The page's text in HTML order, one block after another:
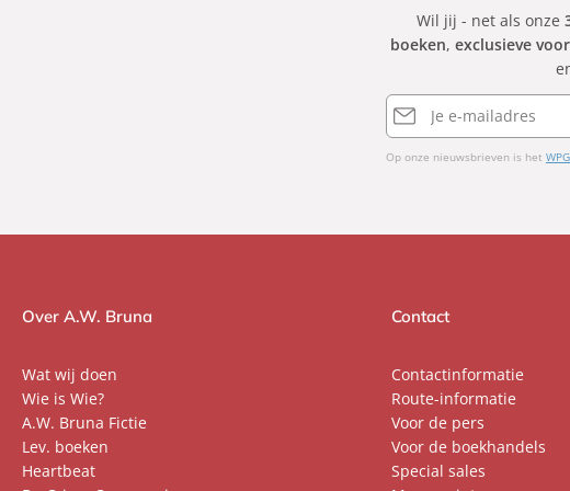
Wil jij - net als onze
boeken,exclusieve
E-
mailadres
Op onze nieuwsbrieven is het
Over A.W. Bruna
Wat wij doen
Wie is Wie?
A.W. Bruna Fictie
Lev. boeken
Heartbeat
Contact
Contactinformatie
Route-informatie
Voor de pers
Voor de boekhandels
Special sales